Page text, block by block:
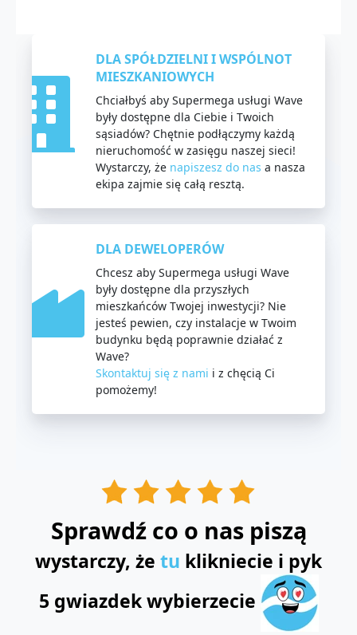
DLA SPÓŁDZIELNI I WSPÓLNOT
MIESZKANIOWYCH
Chciałbyś aby Supermega usługi Wave
były dostępne dla Ciebie i Twoich
sąsiadów? Chętnie podłączymy każdą
nieruchomość w zasięgu naszej sieci!
Wystarczy, że napiszesz do nas a nasza
ekipa zajmie się całą resztą.
DLA DEWELOPERÓW
Chcesz aby Supermega usługi Wave
były dostępne dla przyszłych
mieszkańców Twojej inwestycji? Nie
jesteś pewien, czy instalacje w Twoim
budynku będą poprawnie działać z
Wave?
Skontaktuj się z nami i z chęcią Ci
pomożemy!
Sprawdź co o nas piszą
wystarczy, że tu klikniecie i pyk
5 gwiazdek wybierzecie